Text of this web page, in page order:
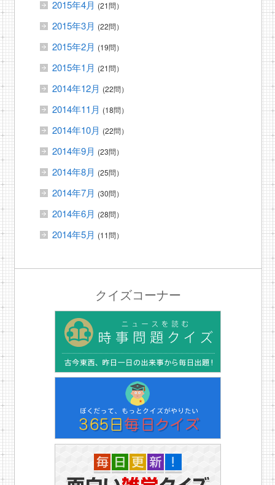
2015年4月 (21問）
2015年3月 (22問）
2015年2月 (19問）
2015年1月 (21問）
2014年12月 (22問）
2014年11月 (18問）
2014年10月 (22問）
2014年9月 (23問）
2014年8月 (25問）
2014年7月 (30問）
2014年6月 (28問）
2014年5月 (11問）
クイズコーナー